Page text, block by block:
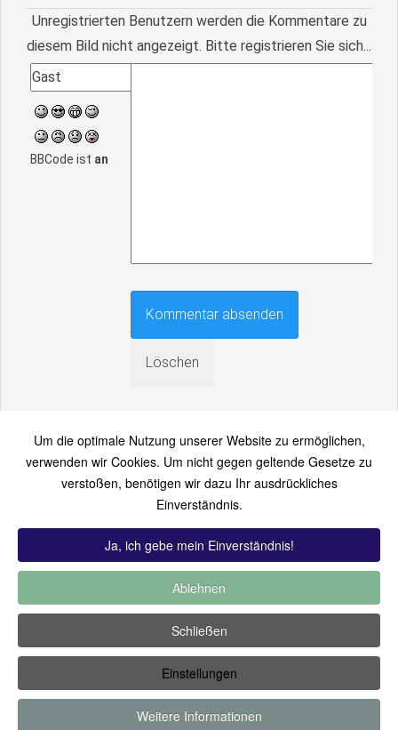
Unregistrierten Benutzern werden die Kommentare zu
diesem Bild nicht angezeigt. Bitte registrieren Sie sich...
BBCode ist an
An einen Freund senden
Bitte loggen Sie sich zuerst ein...
-Zuletzt hinzugekommen
kommentiert-Meist gesehen
Copyright ©2019 by Thomas Füssler
Um die optimale Nutzung unserer Website zu ermöglichen,
verwenden wir Cookies. Um nicht gegen geltende Gesetze zu
verstoßen, benötigen wir dazu Ihr ausdrückliches
Einverständnis.
Ja, ich gebe mein Einverständnis!
Ablehnen
Schließen
Einstellungen
Weitere Informationen